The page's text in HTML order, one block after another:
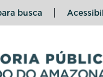
busca
do Estado